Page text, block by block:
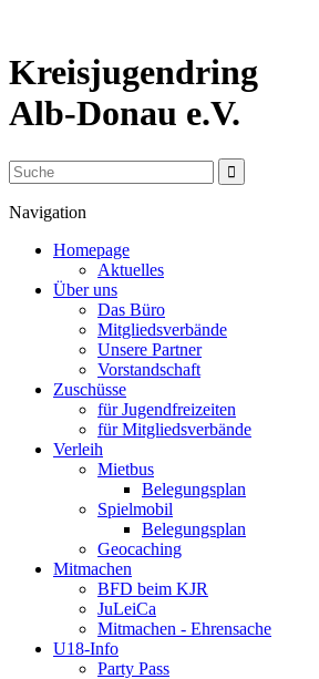
Kreisjugendring
Alb-Donau e.V.
Navigation
Homepage
Aktuelles
Über uns
Das Büro
Mitgliedsverbände
Unsere Partner
Vorstandschaft
Zuschüsse
für Jugendfreizeiten
für Mitgliedsverbände
Verleih
Mietbus
Belegungsplan
Spielmobil
Belegungsplan
Geocaching
Mitmachen
BFD beim KJR
JuLeiCa
Mitmachen - Ehrensache
U18-Info
Party Pass